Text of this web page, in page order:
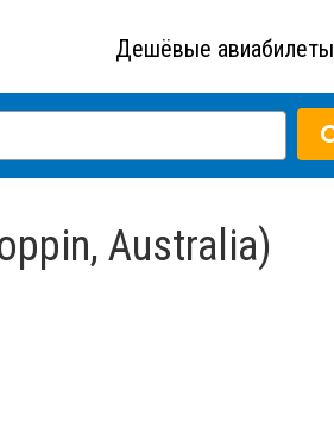
Дешёвые авиабилеты
Australia)